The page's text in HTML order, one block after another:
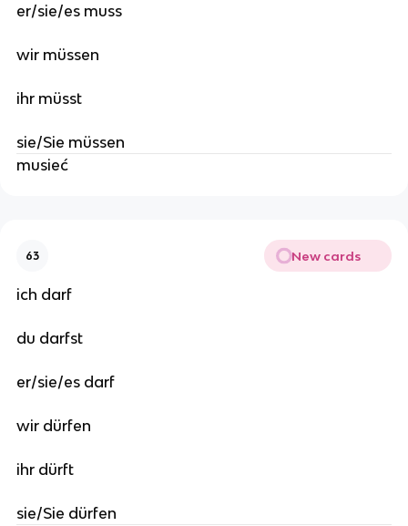
er/sie/es muss
wir müssen
ihr müsst
sie/Sie müssen
musieć
63 New cards
ich darf
du darfst
er/sie/es darf
wir dürfen
ihr dürft
sie/Sie dürfen